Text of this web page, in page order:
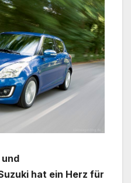
hat ein Herz für